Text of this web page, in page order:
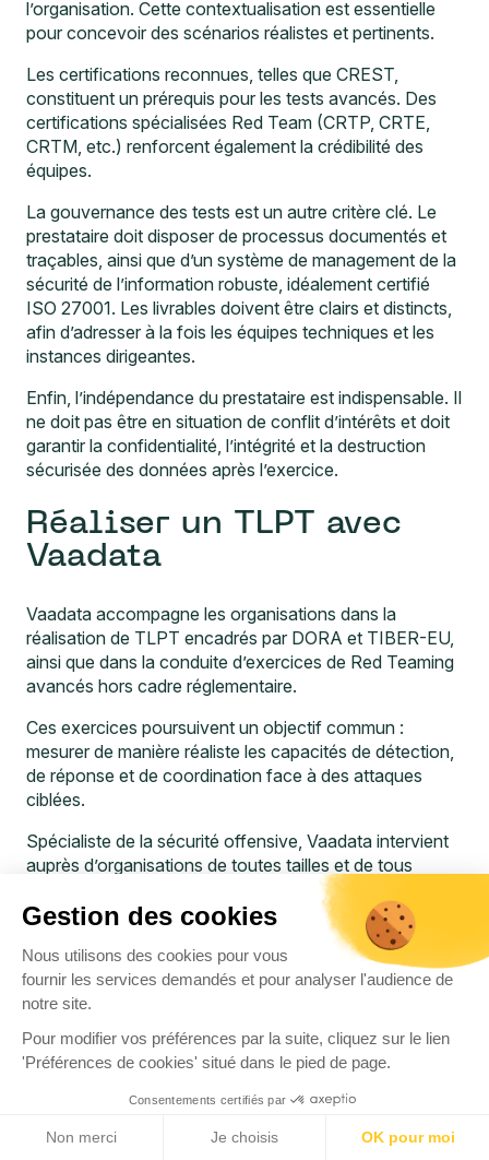
Gestion des cookies
Nous utilisons des cookies pour vous
fournir les services demandés et pour analyser l'audience de
notre site.
Pour modifier vos préférences par la suite, cliquez sur le lien
'Préférences de cookies' situé dans le pied de page.
Consentements certifiés par
Non merci Je choisis OK pour moi
l’organisation. Cette contextualisation est essentielle
pour concevoir des scénarios réalistes et pertinents.
Les certifications reconnues, telles que CREST,
constituent un prérequis pour les tests avancés. Des
certifications spécialisées Red Team (CRTP, CRTE,
CRTM, etc.) renforcent également la crédibilité des
équipes.
La gouvernance des tests est un autre critère clé. Le
prestataire doit disposer de processus documentés et
traçables, ainsi que d’un système de management de la
sécurité de l’information robuste, idéalement certifié
ISO 27001. Les livrables doivent être clairs et distincts,
afin d’adresser à la fois les équipes techniques et les
instances dirigeantes.
Enfin, l’indépendance du prestataire est indispensable. Il
ne doit pas être en situation de conflit d’intérêts et doit
garantir la confidentialité, l’intégrité et la destruction
sécurisée des données après l’exercice.
Réaliser un TLPT avec
Vaadata
Vaadata accompagne les organisations dans la
réalisation de TLPT encadrés par DORA et TIBER-EU,
ainsi que dans la conduite d’exercices de Red Teaming
avancés hors cadre réglementaire.
Ces exercices poursuivent un objectif commun :
mesurer de manière réaliste les capacités de détection,
de réponse et de coordination face à des attaques
ciblées.
Spécialiste de la sécurité offensive, Vaadata intervient
auprès d’organisations de toutes tailles et de tous
secteurs. Notre approche couvre l’ensemble du cycle
Threat-Led et Red Team : Threat Intelligence,
modélisation des menaces, conception de scénarios
réalistes, exécution des attaques et restitution
approfondie.
reconnues, notamment CREST, ISO 27001 et ISO
27701. Elles garantissent des prestations rigoureuses,
proportionnées et alignées sur les meilleures pratiques
confidentialité.